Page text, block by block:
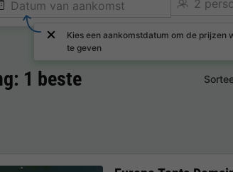
Kies een aankomstdatum om de prijzen
te geven
1 beste